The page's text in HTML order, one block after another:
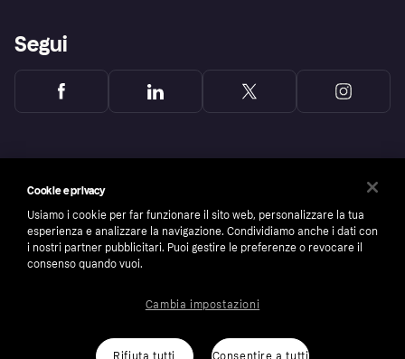
Segui
number: 556737-0431
Cookie e privacy
Usiamo i cookie per far funzionare il sito web, personalizzare la tua
esperienza e analizzare la navigazione. Condividiamo anche i dati con
i nostri partner pubblicitari. Puoi gestire le preferenze o revocare il
consenso quando vuoi.
Rifiuta tutti Consentire a tutti
Cambia impostazioni